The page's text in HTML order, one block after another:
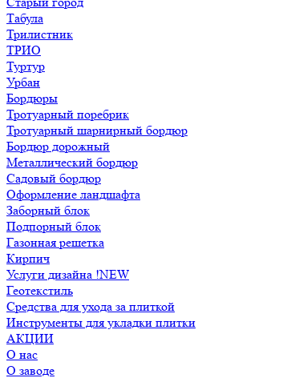
Табула
Трилистник
ТРИО
Туртур
Урбан
Бордюры
Тротуарный поребрик
Тротуарный шарнирный бордюр
Бордюр дорожный
Металлический бордюр
Садовый бордюр
Оформление ландшафта
Заборный блок
Подпорный блок
Газонная решетка
Кирпич
Услуги дизайна !NEW
Геотекстиль
Средства для ухода за плиткой
Инструменты для укладки плитки
АКЦИИ
О нас
О заводе